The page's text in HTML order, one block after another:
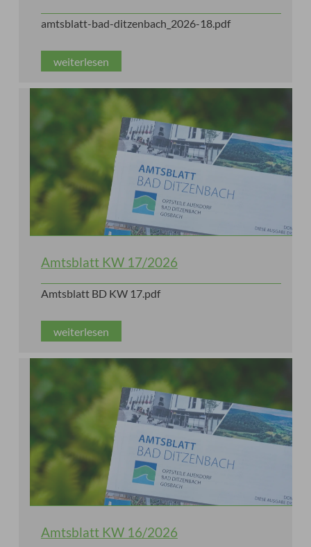
amtsblatt-bad-ditzenbach_2026-18.pdf
weiterlesen
Amtsblatt KW 17/2026
Amtsblatt BD KW 17.pdf
weiterlesen
Amtsblatt KW 16/2026